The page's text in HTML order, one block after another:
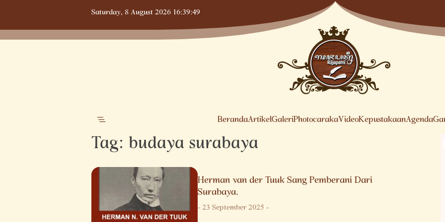
content
Saturday,8 August 202616:39:49
BerandaArtikelGaleriPhotocarakaVideoKepustakaanAgenda
Tag:budaya surabaya
Herman van der Tuuk Sang Pemberani Dari
Surabaya.
-23 September 2025-